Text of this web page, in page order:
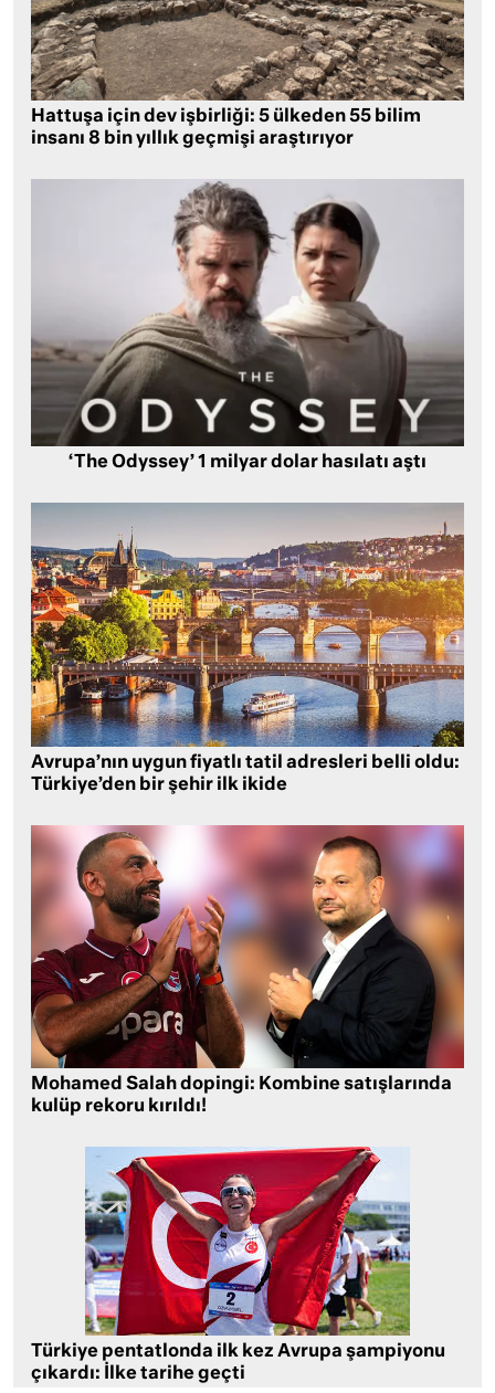
Hattuşa için dev işbirliği: 5 ülkeden 55 bilim
insanı 8 bin yıllık geçmişi araştırıyor
‘The Odyssey’ 1 milyar dolar hasılatı aştı
Avrupa’nın uygun fiyatlı tatil adresleri belli oldu:
Türkiye’den bir şehir ilk ikide
Mohamed Salah dopingi: Kombine satışlarında
kulüp rekoru kırıldı!
Türkiye pentatlonda ilk kez Avrupa şampiyonu
çıkardı: İlke tarihe geçti